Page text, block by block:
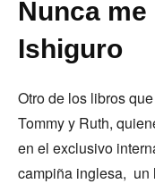
Nunca
Ishiguro
Otro de los libros
Tommy y Ruth,
en el exclusivo
campiña inglesa, un